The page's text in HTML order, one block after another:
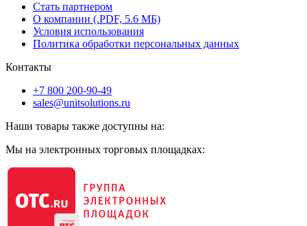
Стать партнером
О компании (.PDF, 5.6 МБ)
Условия использования
Политика обработки персональных данных
Контакты
+7 800 200-90-49
sales@unitsolutions.ru
Наши товары также доступны на:
Мы на электронных торговых площадках: